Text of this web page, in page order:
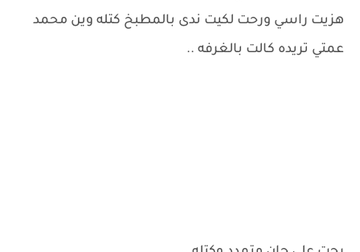
هزيت راسي ورحت لكيت ندى بالمطبخ كتله وين محمد
عمتي تريده كالت بالغرفه ..